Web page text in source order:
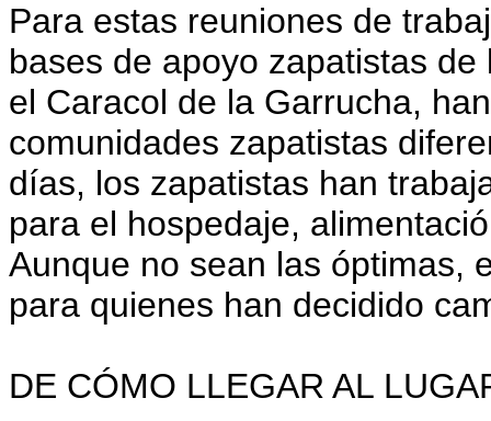
Para estas reuniones de
bases de apoyo zapatistas
el Caracol de la Garrucha,
comunidades zapatistas
días, los zapatistas han
para el hospedaje,
Aunque no sean las óptimas,
para quienes han decidido
DE CÓMO LLEGAR AL